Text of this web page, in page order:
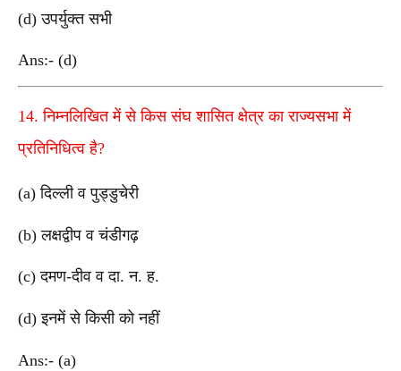
(d) उपर्युक्त सभी
Ans:- (d)
14. निम्नलिखित में से किस संघ शासित क्षेत्र का राज्यसभा में
प्रतिनिधित्व है?
(a) दिल्ली व पुड्डुचेरी
(b) लक्षद्वीप व चंडीगढ़
(c) दमण-दीव व दा. न. ह.
(d) इनमें से किसी को नहीं
Ans:- (a)